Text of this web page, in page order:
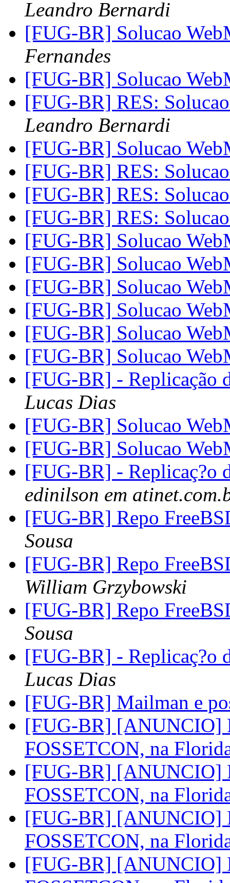
Leandro Bernardi
[FUG-BR] Solucao
Fernandes
[FUG-BR] Solucao
[FUG-BR] RES:
Leandro Bernardi
[FUG-BR] Solucao
[FUG-BR] RES:
[FUG-BR] RES:
[FUG-BR] RES:
[FUG-BR] Solucao
[FUG-BR] Solucao
[FUG-BR] Solucao
[FUG-BR] Solucao
[FUG-BR] Solucao
[FUG-BR] Solucao
[FUG-BR] - Replicação
Lucas Dias
[FUG-BR] Solucao
[FUG-BR] Solucao
[FUG-BR] - Replicaç?o
edinilson em
[FUG-BR] Repo
Sousa
[FUG-BR] Repo
William Grzybowski
[FUG-BR] Repo
Sousa
[FUG-BR] - Replicaç?o
Lucas Dias
[FUG-BR] Mailman e
[FUG-BR] [ANUNCIO]
FOSSETCON, na
[FUG-BR] [ANUNCIO]
FOSSETCON, na
[FUG-BR] [ANUNCIO]
FOSSETCON, na
[FUG-BR] [ANUNCIO]